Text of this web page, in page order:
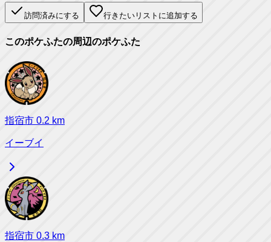
訪問済みにする 行きたいリストに追加する
このポケふたの周辺のポケふた
指宿市 0.2 km
イーブイ
指宿市 0.3 km